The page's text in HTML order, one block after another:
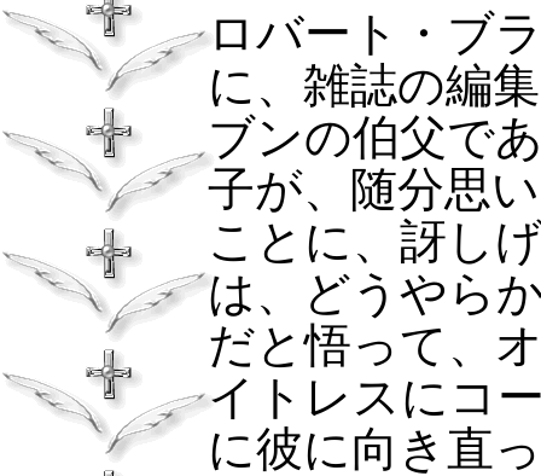
ロバート・ブ
に、雑誌の編
ブンの伯父で
子が、随分思
ことに、訝し
は、どうやら
だと悟って、
イトレスにコ
に彼に向き直